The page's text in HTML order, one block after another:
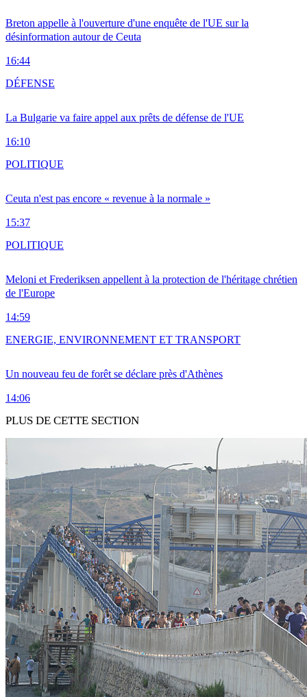
Breton appelle à l'ouverture d'une enquête de l'UE sur la
désinformation autour de Ceuta
16:44
La Bulgarie va faire appel aux prêts de défense de l'UE
16:10
DÉFENSE
Ceuta n'est pas encore « revenue à la normale »
15:37
POLITIQUE
Meloni et Frederiksen appellent à la protection de l'héritage chrétien
de l'Europe
14:59
POLITIQUE
Un nouveau feu de forêt se déclare près d'Athènes
14:06
ENERGIE, ENVIRONNEMENT ET TRANSPORT
PLUS DE CETTE SECTION